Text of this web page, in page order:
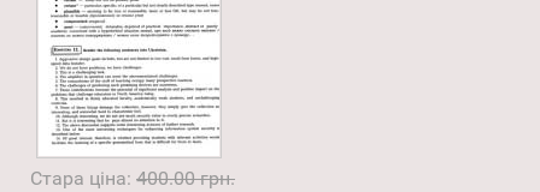
Стара ціна: 400.00 грн.